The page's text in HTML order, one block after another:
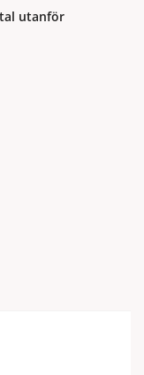
utanför